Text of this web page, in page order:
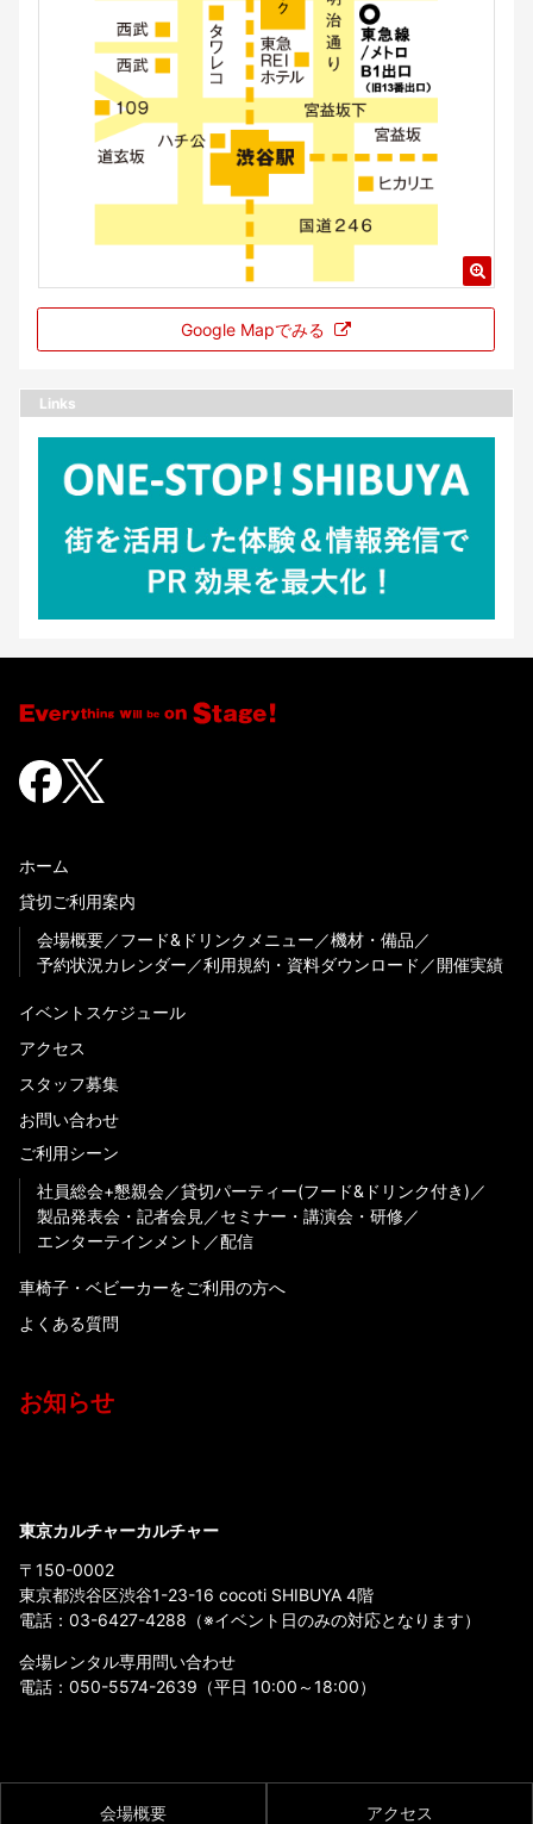
Google Mapでみる
Links
ホーム
貸切ご利用案内
会場概要
フード&ドリンクメニュー
機材・備品
予約状況カレンダー
利用規約・資料ダウンロード 開催実績
イベントスケジュール
アクセス
スタッフ募集
お問い合わせ
ご利用シーン
社員総会+懇親会
貸切パーティー(フード&ドリンク付き)
製品発表会・記者会見
セミナー・講演会・研修
エンターテインメント
配信
車椅子・ベビーカーをご利用の方へ
よくある質問
お知らせ
東京カルチャーカルチャー
〒150-0002
東京都渋谷区渋谷1-23-16 cocoti SHIBUYA 4階
電話： 03-6427-4288 （※イベント日のみの対応となります）
会場レンタル専用問い合わせ
電話： 050-5574-2639 （平日 10:00～18:00）
会場概要 アクセス